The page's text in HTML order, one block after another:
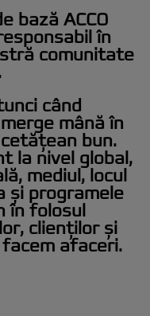
le ofere
și
mereu fiind
alegerea ta
vine vorba
oferind
bază ACCO
în
comunitate
când
mână în
bun.
la nivel global,
mediul, locul
și programele
în folosul
clienților și
afaceri.